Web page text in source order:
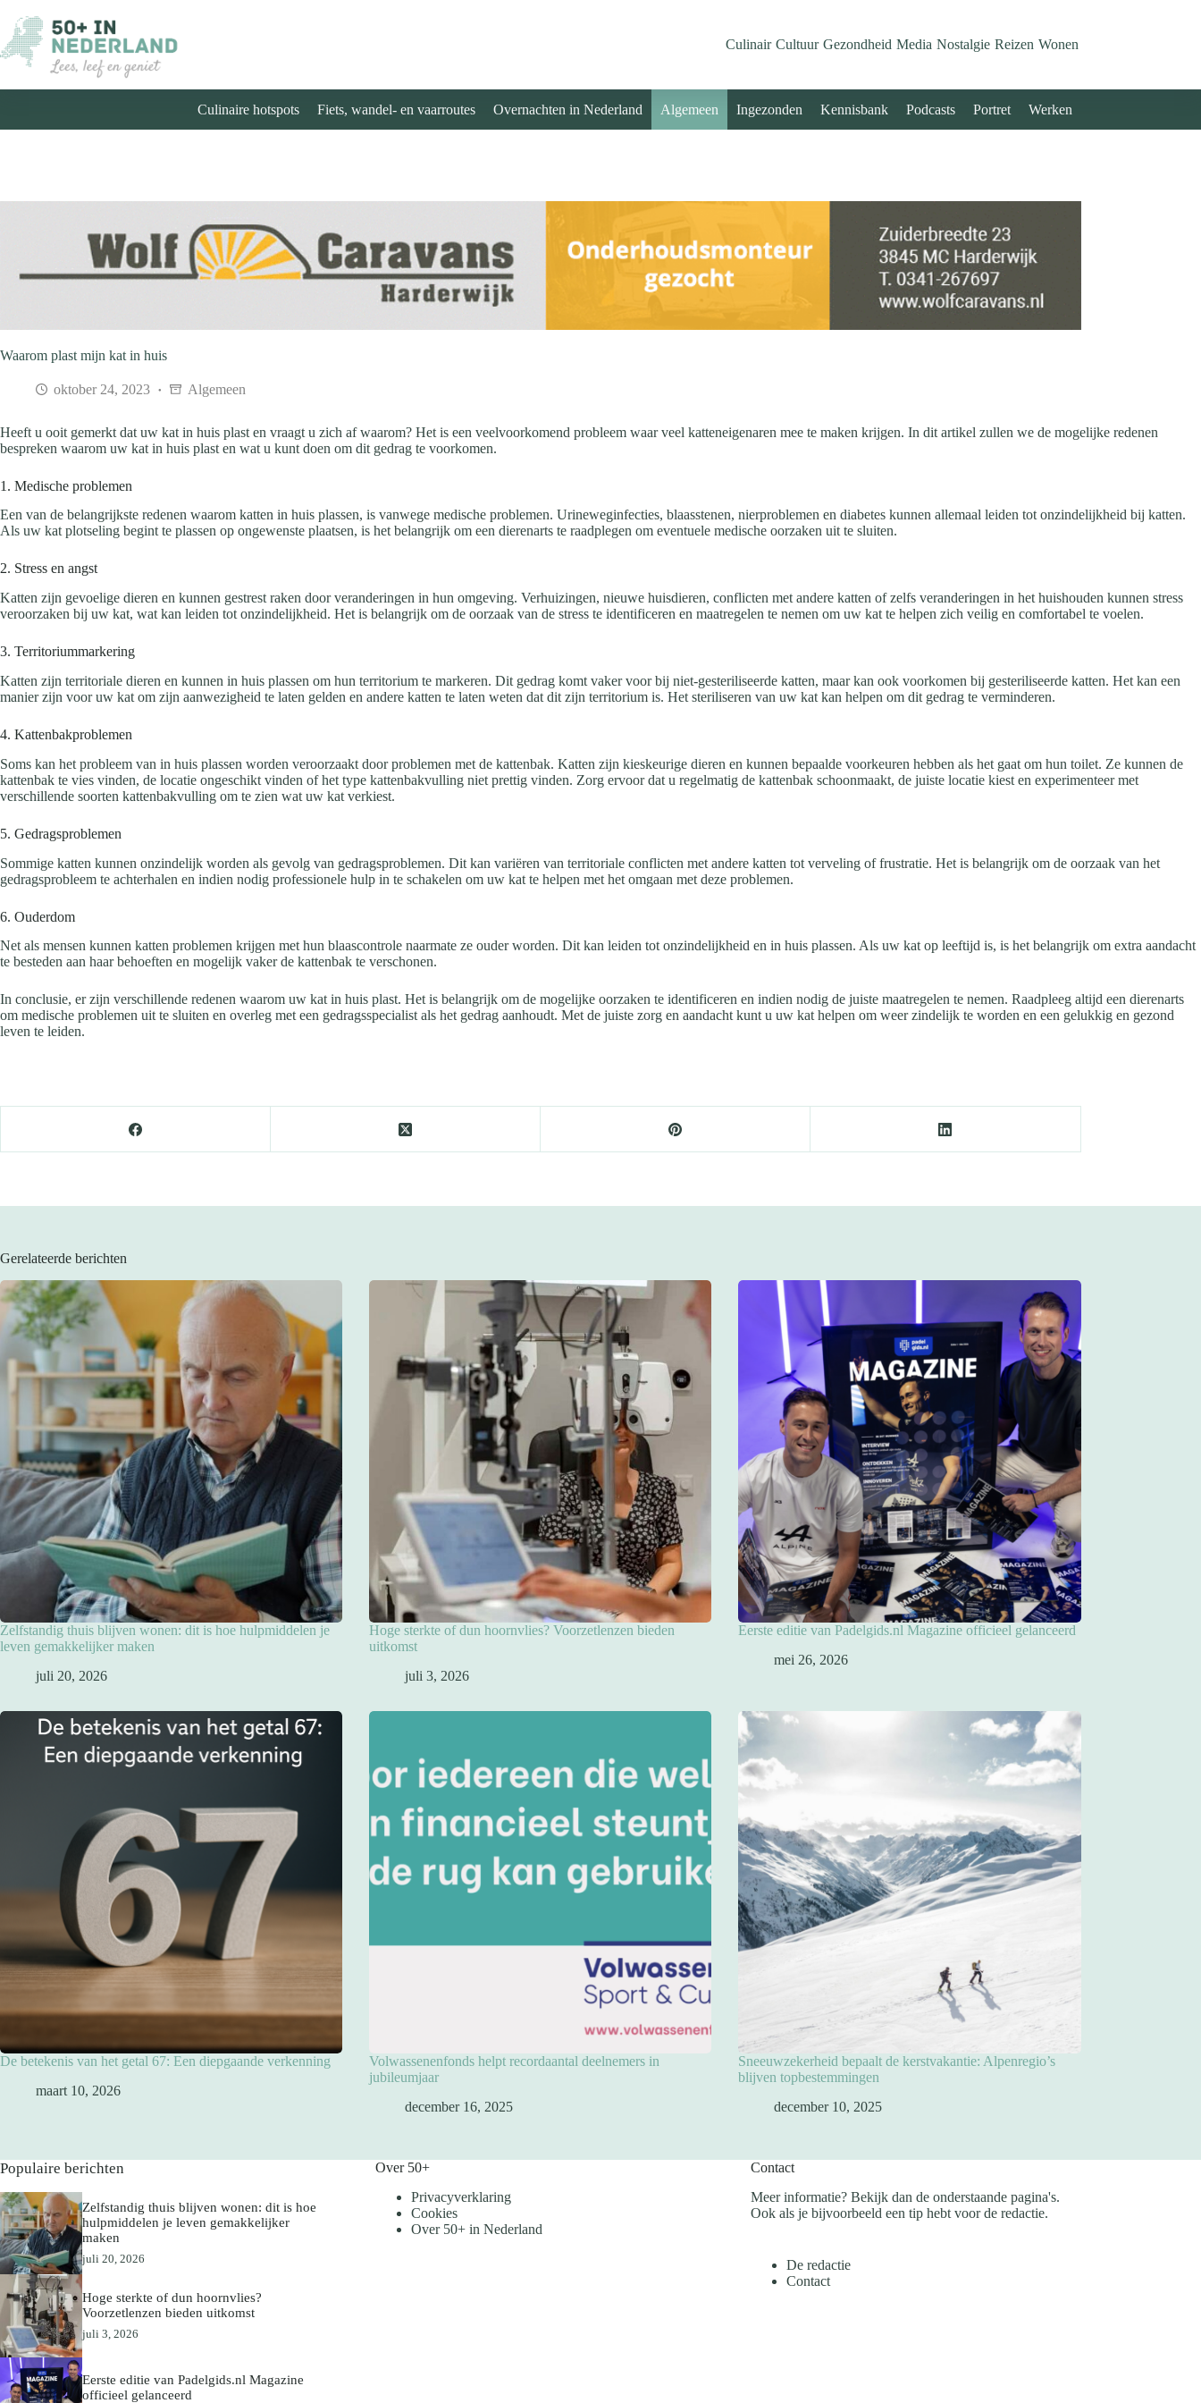
naar
de
inhoud
Culinair Cultuur Gezondheid Media Nostalgie Reizen Wonen
Culinaire hotspots Fiets, wandel- en vaarroutes Overnachten in Nederland Algemeen Ingezonden Kennisbank Podcasts Portret Werken
Waarom plast mijn kat in huis
oktober 24, 2023 Algemeen
Heeft u ooit gemerkt dat uw kat in huis plast en vraagt u zich af waarom? Het is een veelvoorkomend probleem waar veel katteneigenaren mee te maken krijgen. In dit artikel zullen we de mogelijke redenen
bespreken waarom uw kat in huis plast en wat u kunt doen om dit gedrag te voorkomen.
1. Medische problemen
Een van de belangrijkste redenen waarom katten in huis plassen, is vanwege medische problemen. Urineweginfecties, blaasstenen, nierproblemen en diabetes kunnen allemaal leiden tot onzindelijkheid bij katten.
Als uw kat plotseling begint te plassen op ongewenste plaatsen, is het belangrijk om een dierenarts te raadplegen om eventuele medische oorzaken uit te sluiten.
2. Stress en angst
Katten zijn gevoelige dieren en kunnen gestrest raken door veranderingen in hun omgeving. Verhuizingen, nieuwe huisdieren, conflicten met andere katten of zelfs veranderingen in het huishouden kunnen stress
veroorzaken bij uw kat, wat kan leiden tot onzindelijkheid. Het is belangrijk om de oorzaak van de stress te identificeren en maatregelen te nemen om uw kat te helpen zich veilig en comfortabel te voelen.
3. Territoriummarkering
Katten zijn territoriale dieren en kunnen in huis plassen om hun territorium te markeren. Dit gedrag komt vaker voor bij niet-gesteriliseerde katten, maar kan ook voorkomen bij gesteriliseerde katten. Het kan een
manier zijn voor uw kat om zijn aanwezigheid te laten gelden en andere katten te laten weten dat dit zijn territorium is. Het steriliseren van uw kat kan helpen om dit gedrag te verminderen.
4. Kattenbakproblemen
Soms kan het probleem van in huis plassen worden veroorzaakt door problemen met de kattenbak. Katten zijn kieskeurige dieren en kunnen bepaalde voorkeuren hebben als het gaat om hun toilet. Ze kunnen de
kattenbak te vies vinden, de locatie ongeschikt vinden of het type kattenbakvulling niet prettig vinden. Zorg ervoor dat u regelmatig de kattenbak schoonmaakt, de juiste locatie kiest en experimenteer met
verschillende soorten kattenbakvulling om te zien wat uw kat verkiest.
5. Gedragsproblemen
Sommige katten kunnen onzindelijk worden als gevolg van gedragsproblemen. Dit kan variëren van territoriale conflicten met andere katten tot verveling of frustratie. Het is belangrijk om de oorzaak van het
gedragsprobleem te achterhalen en indien nodig professionele hulp in te schakelen om uw kat te helpen met het omgaan met deze problemen.
6. Ouderdom
Net als mensen kunnen katten problemen krijgen met hun blaascontrole naarmate ze ouder worden. Dit kan leiden tot onzindelijkheid en in huis plassen. Als uw kat op leeftijd is, is het belangrijk om extra aandacht
te besteden aan haar behoeften en mogelijk vaker de kattenbak te verschonen.
In conclusie, er zijn verschillende redenen waarom uw kat in huis plast. Het is belangrijk om de mogelijke oorzaken te identificeren en indien nodig de juiste maatregelen te nemen. Raadpleeg altijd een dierenarts
om medische problemen uit te sluiten en overleg met een gedragsspecialist als het gedrag aanhoudt. Met de juiste zorg en aandacht kunt u uw kat helpen om weer zindelijk te worden en een gelukkig en gezond
leven te leiden.
Gerelateerde berichten
Zelfstandig thuis blijven wonen: dit is hoe hulpmiddelen je
leven gemakkelijker maken
juli 20, 2026
Hoge sterkte of dun hoornvlies? Voorzetlenzen bieden
uitkomst
juli 3, 2026
Eerste editie van Padelgids.nl Magazine officieel gelanceerd
mei 26, 2026
De betekenis van het getal 67: Een diepgaande verkenning
maart 10, 2026
Volwassenenfonds helpt recordaantal deelnemers in
jubileumjaar
december 16, 2025
Sneeuwzekerheid bepaalt de kerstvakantie: Alpenregio’s
blijven topbestemmingen
december 10, 2025
Populaire berichten
Zelfstandig thuis blijven wonen: dit is hoe
hulpmiddelen je leven gemakkelijker
maken
juli 20, 2026
Hoge sterkte of dun hoornvlies?
Voorzetlenzen bieden uitkomst
juli 3, 2026
Eerste editie van Padelgids.nl Magazine
officieel gelanceerd
Over 50+
Privacyverklaring
Cookies
Over 50+ in Nederland
Contact
Meer informatie? Bekijk dan de onderstaande pagina's.
Ook als je bijvoorbeeld een tip hebt voor de redactie.
De redactie
Contact